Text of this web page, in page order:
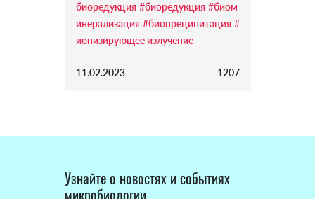
биоредукция #биоредукция #биом
инерализация #биопреципитация #
ионизирующее излучение
11.02.2023 1207
Узнайте о новостях и событиях